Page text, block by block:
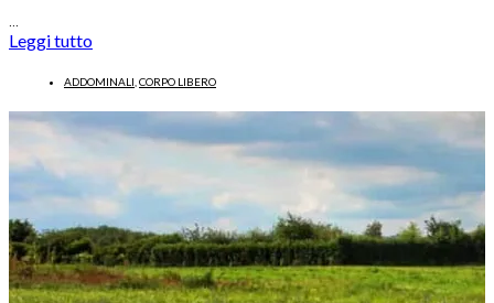
Leggi tutto
ADDOMINALI CORPO LIBERO